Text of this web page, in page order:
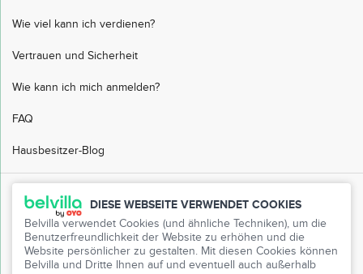
DIESE WEBSEITE VERWENDET COOKIES
Belvilla verwendet Cookies (und ähnliche Techniken), um die
Benutzerfreundlichkeit der Website zu erhöhen und die
Website persönlicher zu gestalten. Mit diesen Cookies können
Belvilla und Dritte Ihnen auf und eventuell auch außerhalb
Wie viel kann ich verdienen?
Vertrauen und Sicherheit
Wie kann ich mich anmelden?
FAQ
Hausbesitzer-Blog
Kundendienst
FAQ
Kundenservice